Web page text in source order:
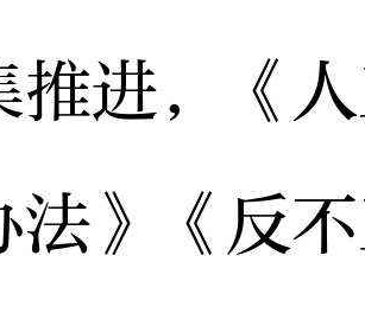
推进，《
法》《反